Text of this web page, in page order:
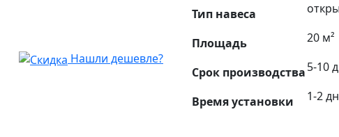
Нашли дешевле?
Тип навеса
Площадь 20 м²
Срок производства5-10
Время установки 1-2